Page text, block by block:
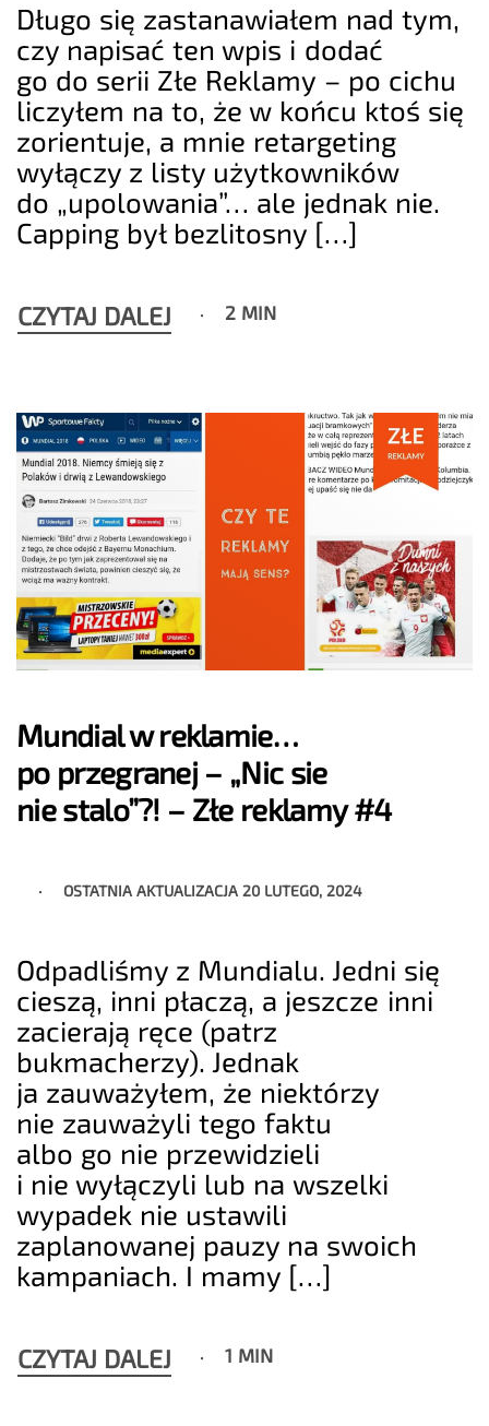
Długo się zastanawiałem nad tym,
czy napisać ten wpis i dodać
go do serii Złe Reklamy – po cichu
liczyłem na to, że w końcu ktoś się
zorientuje, a mnie retargeting
wyłączy z listy użytkowników
do „upolowania”… ale jednak nie.
Capping był bezlitosny […]
CZYTAJ DALEJ 2 MIN
Mundial w reklamie…
po przegranej – „Nic sie
nie stalo”?! – Złe reklamy #4
OSTATNIA AKTUALIZACJA 20 LUTEGO, 2024
Odpadliśmy z Mundialu. Jedni się
cieszą, inni płaczą, a jeszcze inni
zacierają ręce (patrz
bukmacherzy). Jednak
ja zauważyłem, że niektórzy
nie zauważyli tego faktu
albo go nie przewidzieli
i nie wyłączyli lub na wszelki
wypadek nie ustawili
zaplanowanej pauzy na swoich
kampaniach. I mamy […]
CZYTAJ DALEJ 1 MIN